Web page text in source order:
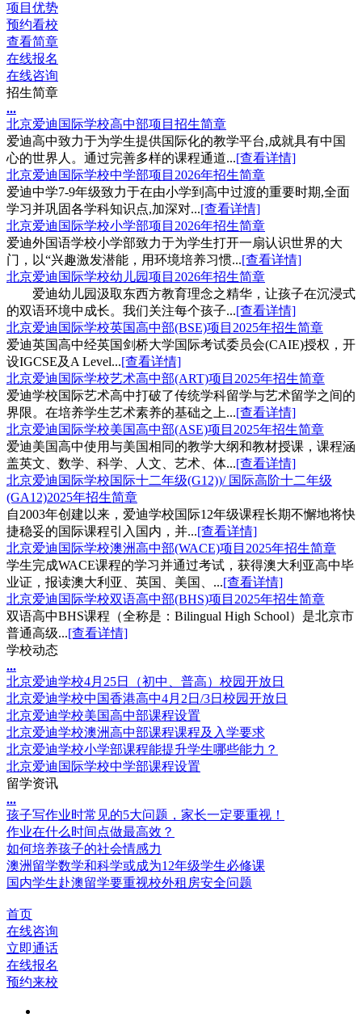
项目优势
预约看校
查看简章
在线报名
在线咨询
招生简章
...
北京爱迪国际学校高中部项目招生简章
爱迪高中致力于为学生提供国际化的教学平台,成就具有中国
心的世界人。通过完善多样的课程通道...[查看详情]
北京爱迪国际学校中学部项目2026年招生简章
爱迪中学7-9年级致力于在由小学到高中过渡的重要时期,全面
学习并巩固各学科知识点,加深对...[查看详情]
北京爱迪国际学校小学部项目2026年招生简章
爱迪外国语学校小学部致力于为学生打开一扇认识世界的大
门，以“兴趣激发潜能，用环境培养习惯...[查看详情]
北京爱迪国际学校幼儿园项目2026年招生简章
爱迪幼儿园汲取东西方教育理念之精华，让孩子在沉浸式
的双语环境中成长。我们关注每个孩子...[查看详情]
北京爱迪国际学校英国高中部(BSE)项目2025年招生简章
爱迪英国高中经英国剑桥大学国际考试委员会(CAIE)授权，开
设IGCSE及A Level...[查看详情]
北京爱迪国际学校艺术高中部(ART)项目2025年招生简章
爱迪学校国际艺术高中打破了传统学科留学与艺术留学之间的
界限。在培养学生艺术素养的基础之上...[查看详情]
北京爱迪国际学校美国高中部(ASE)项目2025年招生简章
爱迪美国高中使用与美国相同的教学大纲和教材授课，课程涵
盖英文、数学、科学、人文、艺术、体...[查看详情]
北京爱迪国际学校国际十二年级(G12))/ 国际高阶十二年级
(GA12)2025年招生简章
自2003年创建以来，爱迪学校国际12年级课程长期不懈地将快
捷稳妥的国际课程引入国内，并...[查看详情]
北京爱迪国际学校澳洲高中部(WACE)项目2025年招生简章
学生完成WACE课程的学习并通过考试，获得澳大利亚高中毕
业证，报读澳大利亚、英国、美国、...[查看详情]
北京爱迪国际学校双语高中部(BHS)项目2025年招生简章
双语高中BHS课程（全称是：Bilingual High School）是北京市
普通高级...[查看详情]
学校动态
...
北京爱迪学校4月25日（初中、普高）校园开放日
北京爱迪学校中国香港高中4月2日/3日校园开放日
北京爱迪学校美国高中部课程设置
北京爱迪学校澳洲高中部课程课程及入学要求
北京爱迪学校小学部课程能提升学生哪些能力？
北京爱迪国际学校中学部课程设置
留学资讯
...
孩子写作业时常见的5大问题，家长一定要重视！
作业在什么时间点做最高效？
如何培养孩子的社会情感力
澳洲留学数学和科学或成为12年级学生必修课
国内学生赴澳留学要重视校外租房安全问题
首页
在线咨询
立即通话
在线报名
预约来校